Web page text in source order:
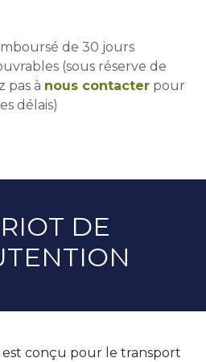
de 30 jours
(sous réserve de
pas à nous contacter pour
délais)
DE
conçu pour le transport